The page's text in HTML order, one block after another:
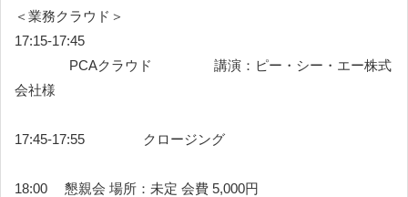
＜業務クラウド＞
17:15-17:45
PCAクラウド 講演：ピー・シー・エー株式
会社様
17:45-17:55 クロージング
18:00 懇親会 場所：未定 会費 5,000円